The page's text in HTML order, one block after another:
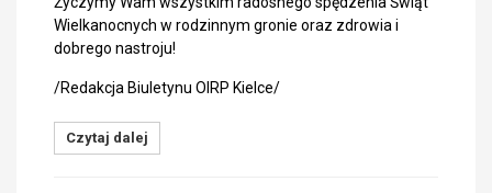
Wielkanocnych w rodzinnym gronie oraz zdrowia i
dobrego nastroju!
/Redakcja Biuletynu OIRP Kielce/
Czytaj dalej